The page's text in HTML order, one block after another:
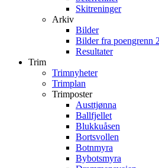
Skitreninger
Arkiv
Bilder
Bilder fra poengrenn
Resultater
Trim
Trimnyheter
Trimplan
Trimposter
Austtjønna
Ballfjellet
Blukkuåsen
Bortsvollen
Botnmyra
Bybotsmyra